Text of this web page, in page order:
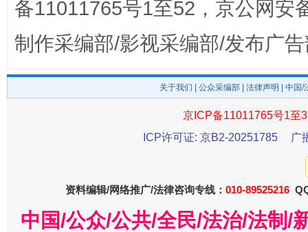
东山县通报“牛蛙产品抗生素超标问题” 法
备11011765号1至52，京公网安
制作采编部/影视采编部/发布广
关于我们 公众采编部 法律声明 | 中国
京ICP备11011765号1至
ICP许可证: 京B2-20251785
广
资料编辑/网络推广/法律咨询专线： 010-89525216
中国/公众/公共/全民/法治/法制/